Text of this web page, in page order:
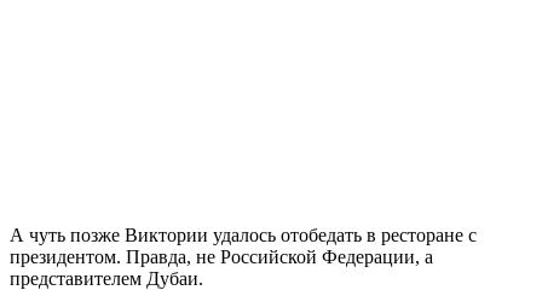
А чуть позже Виктории удалось отобедать в ресторане с
президентом. Правда, не Российской Федерации, а
представителем Дубаи.